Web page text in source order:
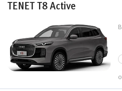
TENET T8 Active